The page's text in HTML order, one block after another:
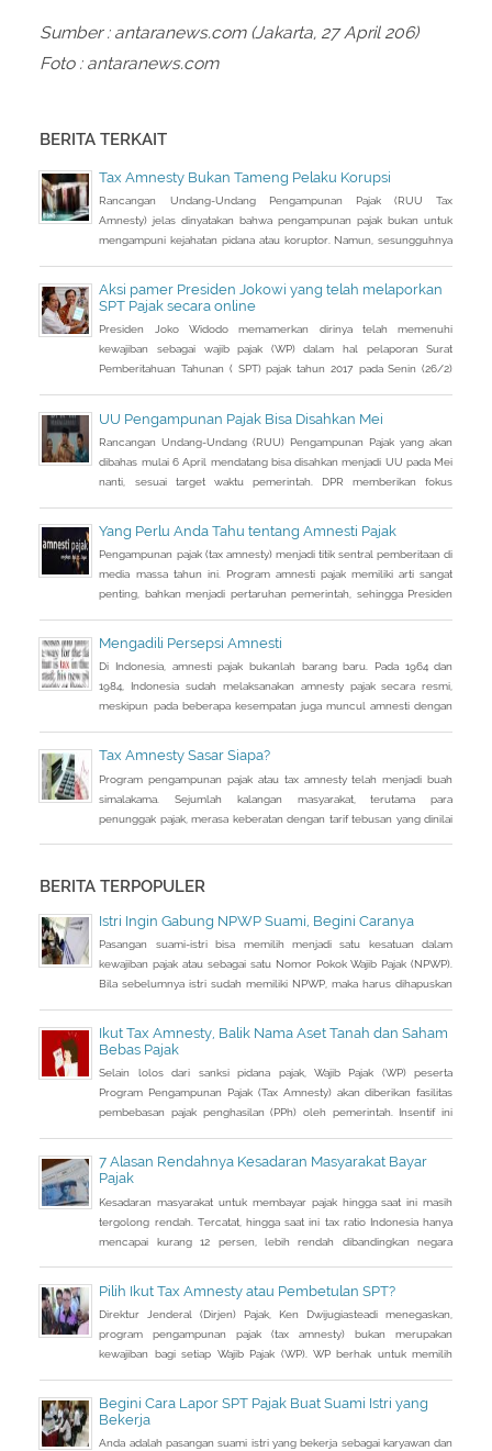
Sumber : antaranews.com (Jakarta, 27 April 206)
Foto : antaranews.com
BERITA TERKAIT
Tax Amnesty Bukan Tameng Pelaku Korupsi
Rancangan Undang-Undang Pengampunan Pajak (RUU Tax
Amnesty) jelas dinyatakan bahwa pengampunan pajak bukan untuk
mengampuni kejahatan pidana atau koruptor. Namun, sesungguhnya
Tax Center, Darussalam, Tax amnesty bukan serta merta
Aksi pamer Presiden Jokowi yang telah melaporkan
SPT Pajak secara online
Presiden Joko Widodo memamerkan dirinya telah memenuhi
kewajiban sebagai wajib pajak (WP) dalam hal pelaporan Surat
Pemberitahuan Tahunan ( SPT) pajak tahun 2017 pada Senin (26/2)
UU Pengampunan Pajak Bisa Disahkan Mei
Rancangan Undang-Undang (RUU) Pengampunan Pajak yang akan
dibahas mulai 6 April mendatang bisa disahkan menjadi UU pada Mei
nanti, sesuai target waktu pemerintah. DPR memberikan fokus
triliun dari target APBN 2016.
Yang Perlu Anda Tahu tentang Amnesti Pajak
Pengampunan pajak (tax amnesty) menjadi titik sentral pemberitaan di
media massa tahun ini. Program amnesti pajak memiliki arti sangat
penting, bahkan menjadi pertaruhan pemerintah, sehingga Presiden
Mengadili Persepsi Amnesti
Di Indonesia, amnesti pajak bukanlah barang baru. Pada 1964 dan
1984, Indonesia sudah melaksanakan amnesty pajak secara resmi,
meskipun pada beberapa kesempatan juga muncul amnesti dengan
Tax Amnesty Sasar Siapa?
Program pengampunan pajak atau tax amnesty telah menjadi buah
simalakama. Sejumlah kalangan masyarakat, terutama para
penunggak pajak, merasa keberatan dengan tarif tebusan yang dinilai
BERITA TERPOPULER
Istri Ingin Gabung NPWP Suami, Begini Caranya
Pasangan suami-istri bisa memilih menjadi satu kesatuan dalam
kewajiban pajak atau sebagai satu Nomor Pokok Wajib Pajak (NPWP).
Bila sebelumnya istri sudah memiliki NPWP, maka harus dihapuskan
Ikut Tax Amnesty, Balik Nama Aset Tanah dan Saham
Bebas Pajak
Selain lolos dari sanksi pidana pajak, Wajib Pajak (WP) peserta
Program Pengampunan Pajak (Tax Amnesty) akan diberikan fasilitas
pembebasan pajak penghasilan (PPh) oleh pemerintah. Insentif ini
7 Alasan Rendahnya Kesadaran Masyarakat Bayar
Pajak
Kesadaran masyarakat untuk membayar pajak hingga saat ini masih
tergolong rendah. Tercatat, hingga saat ini tax ratio Indonesia hanya
mencapai kurang 12 persen, lebih rendah dibandingkan negara
Pilih Ikut Tax Amnesty atau Pembetulan SPT?
Direktur Jenderal (Dirjen) Pajak, Ken Dwijugiasteadi menegaskan,
program pengampunan pajak (tax amnesty) bukan merupakan
kewajiban bagi setiap Wajib Pajak (WP). WP berhak untuk memilih
pengusutan nilai wajar harta.
Begini Cara Lapor SPT Pajak Buat Suami Istri yang
Bekerja
Anda adalah pasangan suami istri yang bekerja sebagai karyawan dan